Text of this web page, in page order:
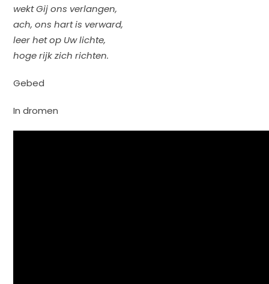
wekt Gij ons verlangen,
ach, ons hart is verward,
leer het op Uw lichte,
hoge rijk zich richten.
Gebed
In dromen